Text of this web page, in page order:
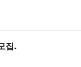
집.